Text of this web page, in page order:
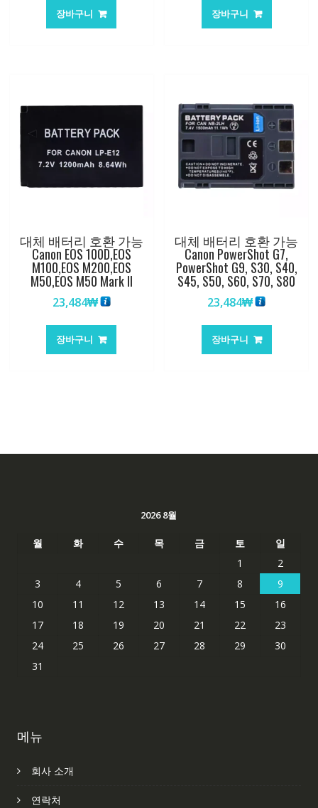
장바구니 장바구니
대체 배터리 호환 가능
Canon EOS 100D,EOS
M100,EOS M200,EOS
M50,EOS M50 Mark II
23,484₩
장바구니
대체 배터리 호환 가능
Canon PowerShot G7,
PowerShot G9, S30, S40,
S45, S50, S60, S70, S80
23,484₩
장바구니
2026 8월
월 화 수 목 금 토
일
1
2
3
4 5 6 7 8
9
10
11 12 13 14 15
16
17
18 19 20 21 22
23
24
25 26 27 28 29
30
31
메뉴
회사 소개
연락처